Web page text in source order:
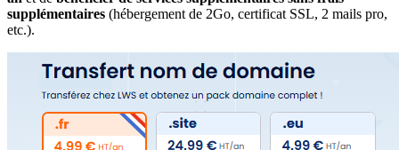
supplémentaires (hébergement de 2Go, certificat SSL, 2 mails pro,
etc.).